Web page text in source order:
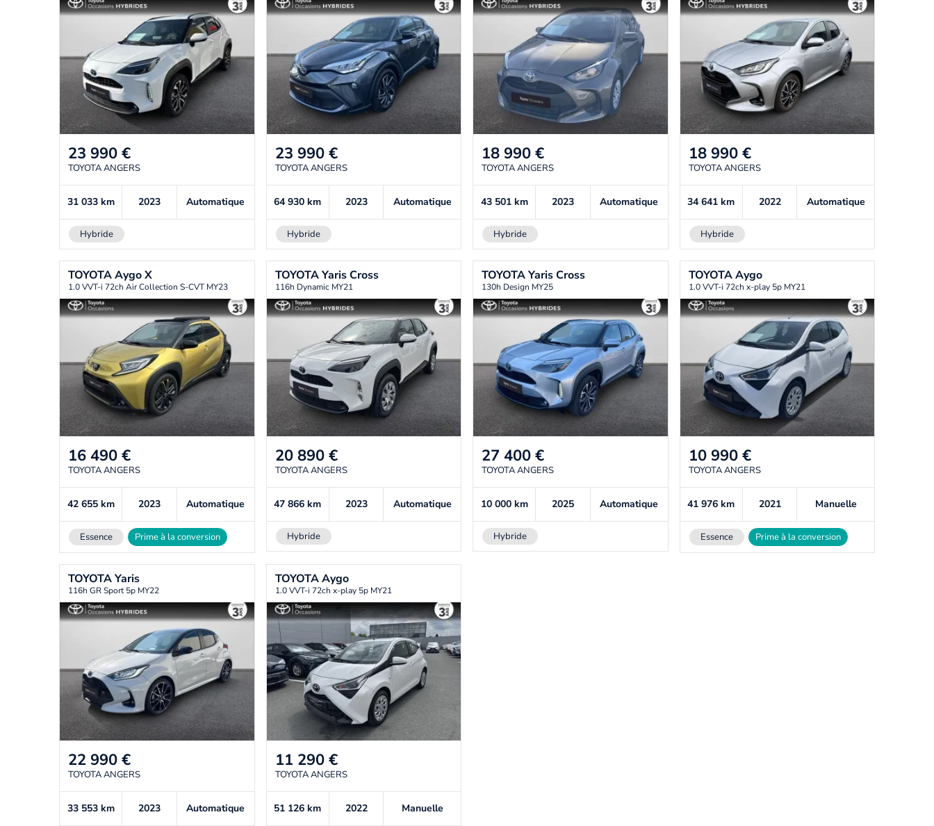
23 990 €
TOYOTA ANGERS
31 033 km 2023 Automatique
Hybride
23 990 €
TOYOTA ANGERS
64 930km 2023 Automatique
Hybride
18 990 €
TOYOTA ANGERS
43 501 km 2023 Automatique
Hybride
18 990 €
TOYOTA ANGERS
34 641km 2022 Automatique
Hybride
TOYOTAAygo X
1.0 VVT-i 72ch Air Collection S-CVT MY23
16 490 €
TOYOTA ANGERS
42 655 km 2023 Automatique
Essence Prime à la conversion
TOYOTAYaris Cross
116h Dynamic MY21
20 890 €
TOYOTA ANGERS
47 866km 2023 Automatique
Hybride
TOYOTAYaris Cross
130h Design MY25
27 400 €
TOYOTA ANGERS
10 000 km 2025 Automatique
Hybride
TOYOTAAygo
1.0 VVT-i 72ch x-play 5p MY21
10 990 €
TOYOTA ANGERS
41 976km 2021 Manuelle
Essence Prime à la conversion
TOYOTAYaris
116h GR Sport 5p MY22
22 990 €
TOYOTA ANGERS
33 553 km 2023 Automatique
TOYOTAAygo
1.0 VVT-i 72ch x-play 5p MY21
11 290 €
TOYOTA ANGERS
51 126km 2022 Manuelle